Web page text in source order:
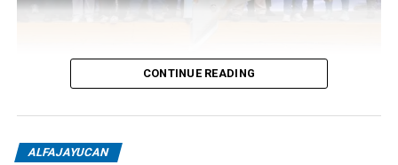
CONTINUE READING
ALFAJAYUCAN